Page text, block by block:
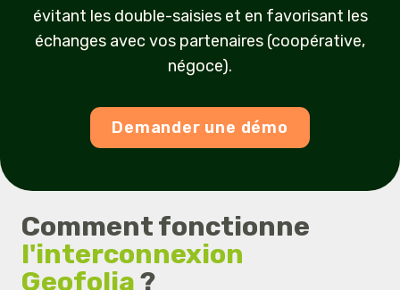
évitant les double-saisieset en favorisant les
échanges avec vos partenaires (coopérative,
négoce).
Demander une démo
Comment fonctionne
l'interconnexion
Geofolia?